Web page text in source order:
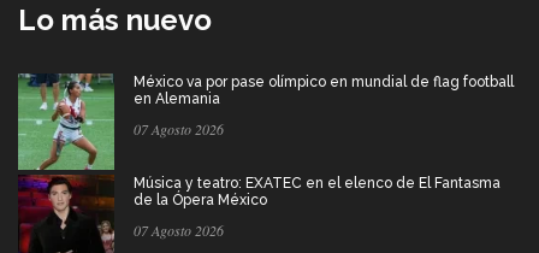
Lo más nuevo
México va por pase olímpico en mundial de flag football
en Alemania
07 Agosto 2026
Música y teatro: EXATEC en el elenco de El Fantasma
de la Ópera México
07 Agosto 2026